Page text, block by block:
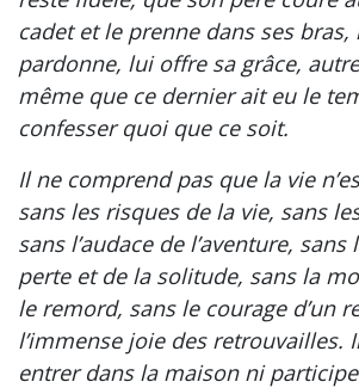
cadet et le prenne dans ses bras,
pardonne, lui offre sa grâce,
même que ce dernier ait eu le
confesser quoi que ce soit.
Il ne comprend pas que la vie
sans les risques de la vie, sans
sans l’audace de l’aventure,
perte et de la solitude, sans la
le remord, sans le courage d’un
l’immense joie des retrouvailles.
entrer dans la maison ni